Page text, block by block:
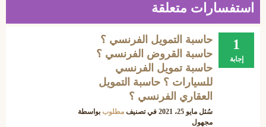
استفسارات متعلقة
1
إجابة
حاسبة التمويل الفرنسي ؟
حاسبة القروض الفرنسي ؟
حاسبة تمويل الفرنسي
للسيارات ؟ حاسبة التمويل
العقاري الفرنسي ؟
سُئل مايو 25، 2021 في تصنيف مطلوب بواسطة
مجهول